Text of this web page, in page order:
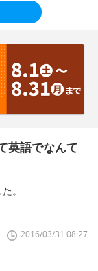
英語でなんて
。
2016/03/31 08:27